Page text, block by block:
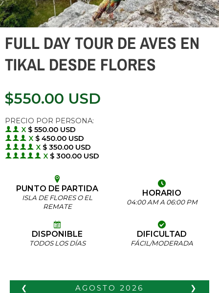
FULL DAY TOUR DE AVES EN
TIKAL DESDE FLORES
$550.00 USD
PRECIO POR PERSONA:
X $ 550.00 USD
X $ 450.00 USD
X $ 350.00 USD
X $ 300.00 USD
PUNTO DE PARTIDA
ISLA DE FLORES O EL
REMATE
HORARIO
04:00 AM A 06:00 PM
DISPONIBLE
TODOS LOS DÍAS
DIFICULTAD
FÁCIL/MODERADA
❮ ❯
AGOSTO 2026